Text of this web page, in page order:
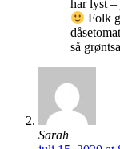
har lyst –
Folk
så
Sarah